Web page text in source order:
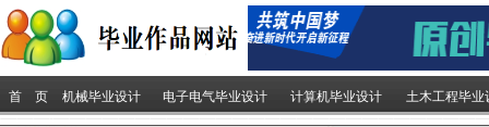
首 页 机械毕业设计 电子电气毕业设计 计算机毕业设计 土木工程毕业